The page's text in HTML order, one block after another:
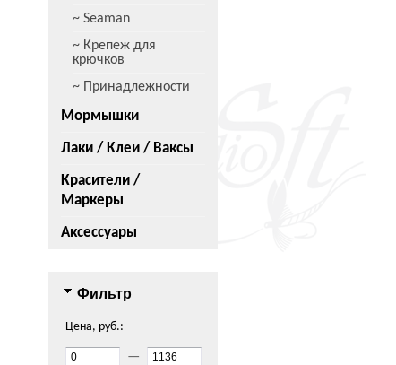
~ Seaman
~ Крепеж для
крючков
~ Принадлежности
Мормышки
Лаки / Клеи / Ваксы
Красители /
Маркеры
Аксессуары
Фильтр
Цена, руб.:
—